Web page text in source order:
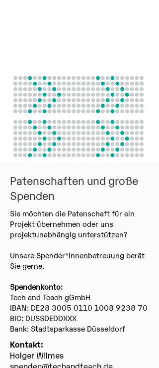
Patenschaften und große
Spenden​
Sie möchten die Patenschaft für ein
Projekt übernehmen oder uns
projektunabhängig unterstützen?
Unsere Spender*innenbetreuung berät
Sie gerne.
Spendenkonto:
Tech and Teach gGmbH
IBAN: DE28 3005 0110 1008 9238 70
BIC: DUSSDEDDXXX
Bank: Stadtsparkasse Düsseldorf
Kontakt:
Holger Wilmes